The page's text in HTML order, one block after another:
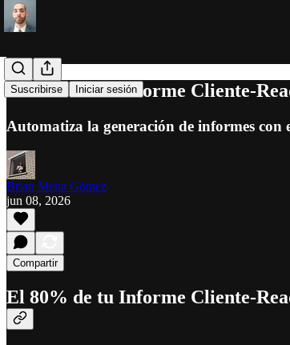
Suscribirse Iniciar sesión
El 80% de tu Informe Cliente-
Automatiza la generación de informes
Brian Mena Gómez
jun 08, 2026
Compartir
El 80% de tu Informe Cliente-